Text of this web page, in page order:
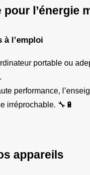
l’énergie
à l’emploi
portable ou
performance,
irréprochable. 🔧🔋
appareils